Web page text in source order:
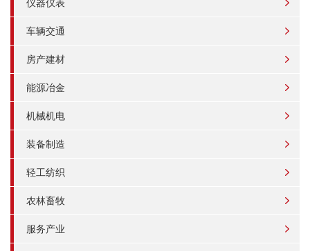
仪器仪表
车辆交通
房产建材
能源冶金
机械机电
装备制造
轻工纺织
农林畜牧
服务产业